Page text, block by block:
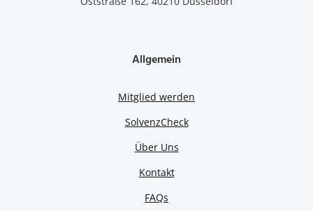
Allgemein
Mitglied werden
SolvenzCheck
Über Uns
Kontakt
FAQs